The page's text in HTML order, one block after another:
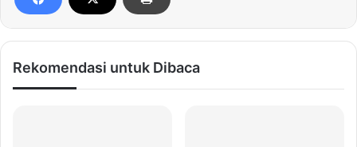
Rekomendasi untuk Dibaca